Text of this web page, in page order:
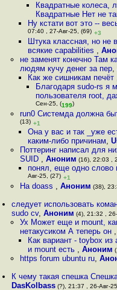
Квадратные колеса,
Квадратные Нет не
Ну кстати вот это --
07:40 , 27-Авг-25, (69) +3
Штука классная, но не
всякие capabilities ,
не заменят конечно Там
людям кучу денег за пер,
Как же сишникам печёт
Благодаря sudo-rs я
пользователя root,
Сен-25, (199)
run0 Системда должна
(13) +1
Она у вас и так _уже
каким-либо причинам,
Поттеринг написал для
SUID , Аноним (16), 22:03 ,
понял, еще одно слово
Авг-25, (27) +1
На doass , Аноним (38),
следует использовать
sudo cv,Аноним (4), 21:32 ,
Ух Может еще и mount,
нетакусиком А теперь он ,
Как вариант - toybox
и mount есть , Аноним
https forum ubuntu ru,
К чему такая спешка
DasKolbass (?), 21:37 , 26-Авг-